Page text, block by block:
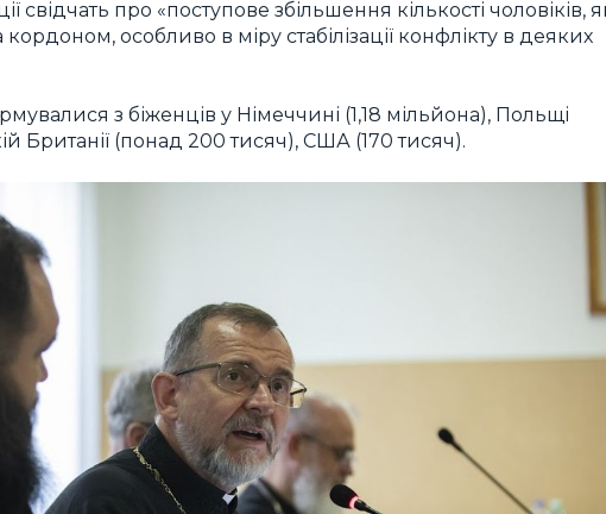
про «поступове збільшення кількості чоловіків,
кордоном, особливо в міру стабілізації конфлікту в деяких
з біженців у Німеччині (1,18 мільйона), Польщі
Британії (понад 200 тисяч), США (170 тисяч).